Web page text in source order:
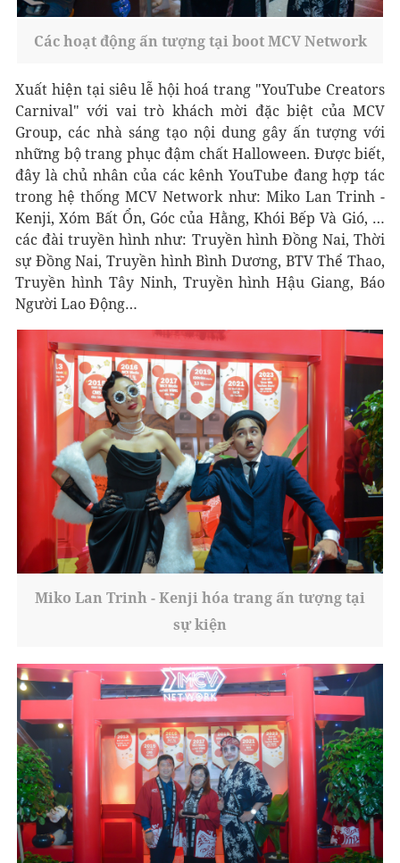
Các hoạt động ấn tượng tại boot MCV Network
Xuất hiện tại siêu lễ hội hoá trang "YouTube Creators
Carnival" với vai trò khách mời đặc biệt của MCV
Group, các nhà sáng tạo nội dung gây ấn tượng với
những bộ trang phục đậm chất Halloween. Được biết,
đây là chủ nhân của các kênh YouTube đang hợp tác
trong hệ thống MCV Network như: Miko Lan Trinh -
Kenji, Xóm Bất Ổn, Góc của Hằng, Khói Bếp Và Gió, …
các đài truyền hình như: Truyền hình Đồng Nai, Thời
sự Đồng Nai, Truyền hình Bình Dương, BTV Thể Thao,
Truyền hình Tây Ninh, Truyền hình Hậu Giang, Báo
Người Lao Động…
Miko Lan Trinh - Kenji hóa trang ấn tượng tại
sự kiện